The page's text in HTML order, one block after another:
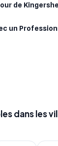
de
un
dans les